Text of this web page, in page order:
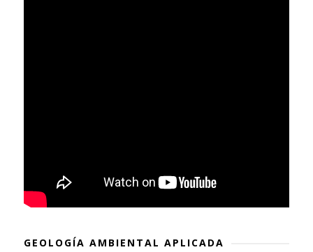
GEOLOGÍA AMBIENTAL APLICADA